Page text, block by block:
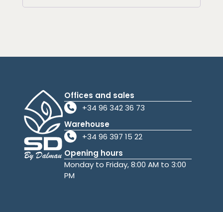
Offices and sales
+34 96 342 36 73
Warehouse
+34 96 397 15 22
Opening hours
Monday to Friday, 8:00 AM to 3:00
PM